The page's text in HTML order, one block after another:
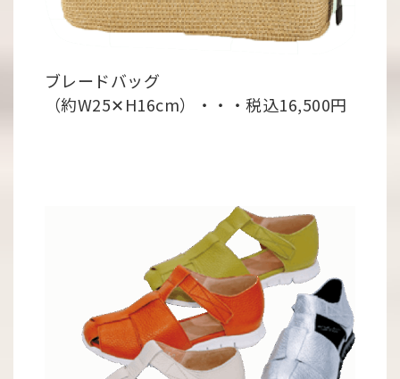
ブレードバッグ
（約W25✕H16cm）・・・税込16,500円